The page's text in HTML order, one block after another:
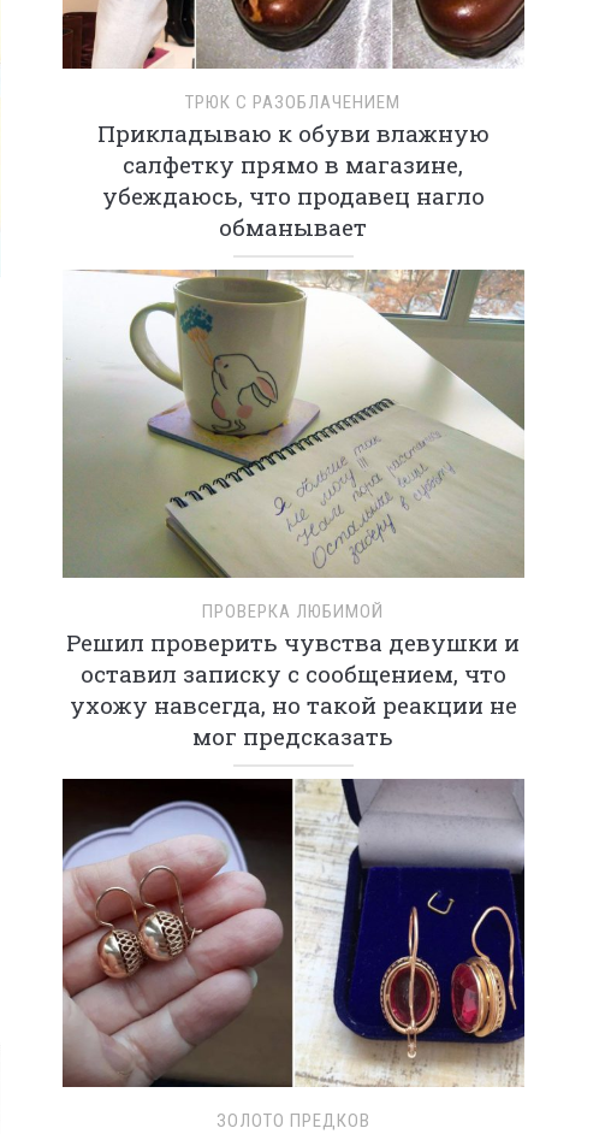
ТРЮК С РАЗОБЛАЧЕНИЕМ
Прикладываю к обуви влажную
салфетку прямо в магазине,
убеждаюсь, что продавец нагло
обманывает
ПРОВЕРКА ЛЮБИМОЙ
Решил проверить чувства девушки и
оставил записку с сообщением, что
ухожу навсегда, но такой реакции не
мог предсказать
ЗОЛОТО ПРЕДКОВ